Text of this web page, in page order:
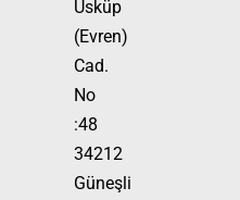
Üsküp
(Evren)
Cad.
No
:48
34212
Güneşli